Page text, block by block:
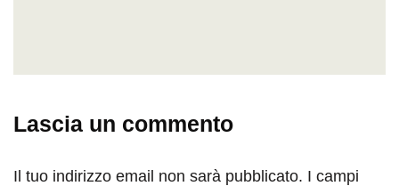
Lascia un commento
Il tuo indirizzo email non sarà pubblicato. I campi